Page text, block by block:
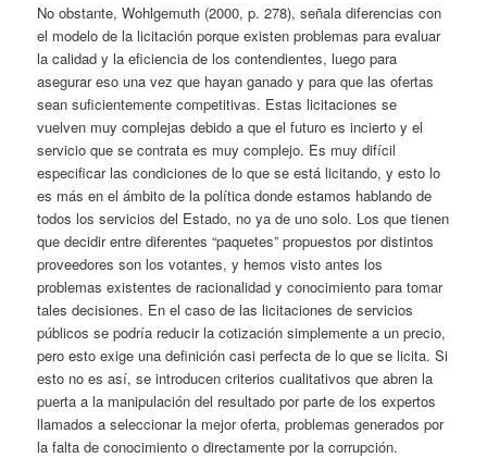
No obstante, Wohlgemuth (2000, p. 278), señala diferencias con
el modelo de la licitación porque existen problemas para evaluar
la calidad y la eficiencia de los contendientes, luego para
asegurar eso una vez que hayan ganado y para que las ofertas
sean suficientemente competitivas. Estas licitaciones se
vuelven muy complejas debido a que el futuro es incierto y el
servicio que se contrata es muy complejo. Es muy difícil
especificar las condiciones de lo que se está licitando, y esto lo
es más en el ámbito de la política donde estamos hablando de
todos los servicios del Estado, no ya de uno solo. Los que tienen
que decidir entre diferentes “paquetes” propuestos por distintos
proveedores son los votantes, y hemos visto antes los
problemas existentes de racionalidad y conocimiento para tomar
tales decisiones. En el caso de las licitaciones de servicios
públicos se podría reducir la cotización simplemente a un precio,
pero esto exige una definición casi perfecta de lo que se licita. Si
esto no es así, se introducen criterios cualitativos que abren la
puerta a la manipulación del resultado por parte de los expertos
llamados a seleccionar la mejor oferta, problemas generados por
la falta de conocimiento o directamente por la corrupción.